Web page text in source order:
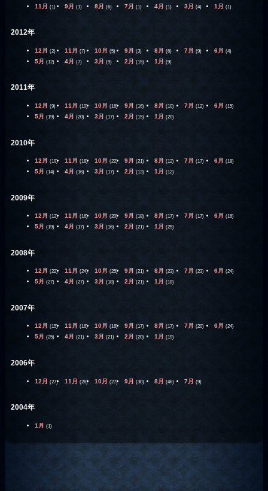
11月 (1) 9月 (1) 8月 (6) 7月 (1) 4月 (1) 3月 (4) 1月 (1)
2012年
12月 (2) 11月 (7) 10月 (5) 9月 (3) 8月 (6) 7月 (9) 6月 (4)
5月 (12) 4月 (7) 3月 (9) 2月 (15) 1月 (9)
2011年
12月 (9) 11月 (10) 10月 (16) 9月 (16) 8月 (10) 7月 (12) 6月 (15)
5月 (19) 4月 (20) 3月 (17) 2月 (15) 1月 (20)
2010年
12月 (19) 11月 (18) 10月 (22) 9月 (21) 8月 (12) 7月 (17) 6月 (18)
5月 (14) 4月 (16) 3月 (17) 2月 (13) 1月 (12)
2009年
12月 (12) 11月 (16) 10月 (20) 9月 (18) 8月 (17) 7月 (17) 6月 (16)
5月 (19) 4月 (17) 3月 (16) 2月 (21) 1月 (25)
2008年
12月 (22) 11月 (24) 10月 (25) 9月 (21) 8月 (23) 7月 (23) 6月 (24)
5月 (27) 4月 (27) 3月 (18) 2月 (21) 1月 (18)
2007年
12月 (15) 11月 (16) 10月 (16) 9月 (17) 8月 (17) 7月 (20) 6月 (24)
5月 (25) 4月 (21) 3月 (21) 2月 (20) 1月 (19)
2006年
12月 (27) 11月 (26) 10月 (27) 9月 (30) 8月 (46) 7月 (9)
2004年
1月 (1)